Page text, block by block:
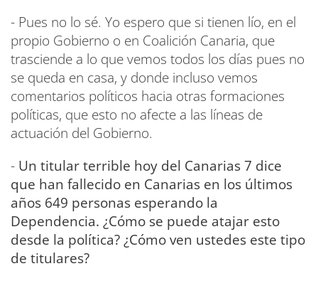
- Pues no lo sé. Yo espero que si tienen lío, en el
propio Gobierno o en Coalición Canaria, que
trasciende a lo que vemos todos los días pues no
se queda en casa, y donde incluso vemos
comentarios políticos hacia otras formaciones
políticas, que esto no afecte a las líneas de
actuación del Gobierno.
- Un titular terrible hoy del Canarias 7 dice
que han fallecido en Canarias en los últimos
años 649 personas esperando la
Dependencia. ¿Cómo se puede atajar esto
desde la política? ¿Cómo ven ustedes este tipo
de titulares?